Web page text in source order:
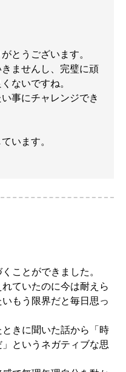
とうございます。
ませんし、完璧に頑
ないですね。
事にチャレンジでき
います。
ことができました。
ていたのに今は耐えら
もう限界だと毎日思っ
きに聞いた話から「時
というネガティブな思